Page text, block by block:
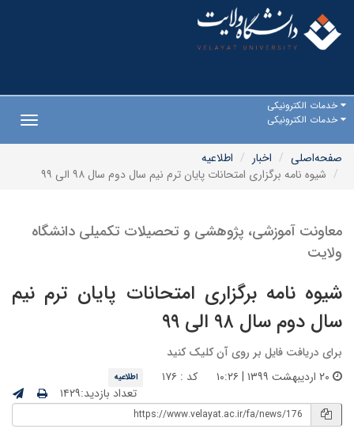
خدمات الکترونیکی
خدمات الکترونیکی
صفحه‌اصلی
اخبار
اطلاعیه
شیوه نامه برگزاری امتحانات پایان ترم نیم سال دوم سال ۹۸ الی ۹۹
معاونت آموزشی، پژوهشی و تحصیلات تکمیلی دانشگاه
ولایت
شیوه نامه برگزاری امتحانات پایان ترم نیم
سال دوم سال ۹۸ الی ۹۹
برای دریافت فایل بر روی آن کلیک کنید
کد : ۱۷۶ اطلاعیه
تعداد بازدید:۱۴۲۹